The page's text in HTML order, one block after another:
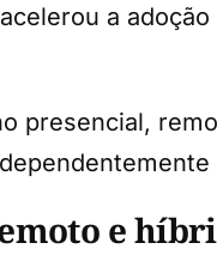
a
presencial,
e